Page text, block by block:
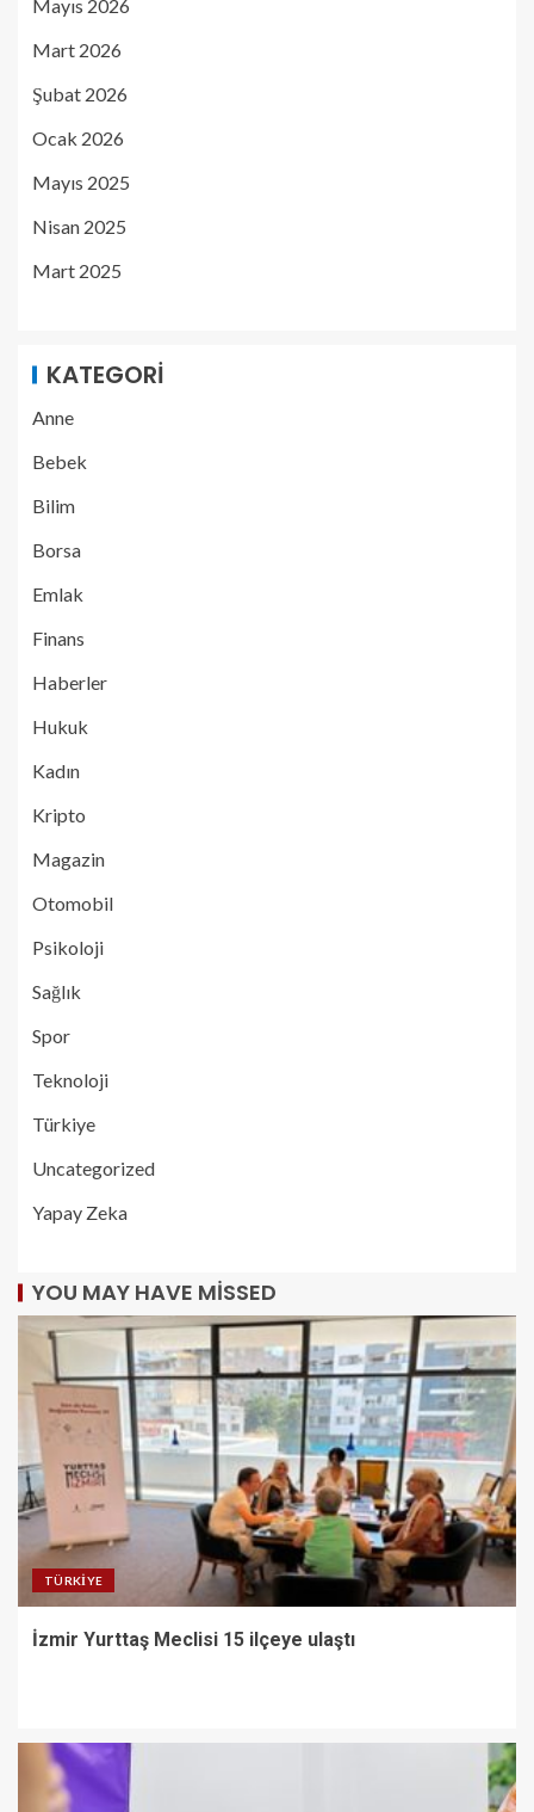
Mayıs 2026
Mart 2026
Şubat 2026
Ocak 2026
Mayıs 2025
Nisan 2025
Mart 2025
KATEGORI
Anne
Bebek
Bilim
Borsa
Emlak
Finans
Haberler
Hukuk
Kadın
Kripto
Magazin
Otomobil
Psikoloji
Sağlık
Spor
Teknoloji
Türkiye
Uncategorized
Yapay Zeka
YOU MAY HAVE MISSED
TÜRKIYE
İzmir Yurttaş Meclisi 15 ilçeye ulaştı